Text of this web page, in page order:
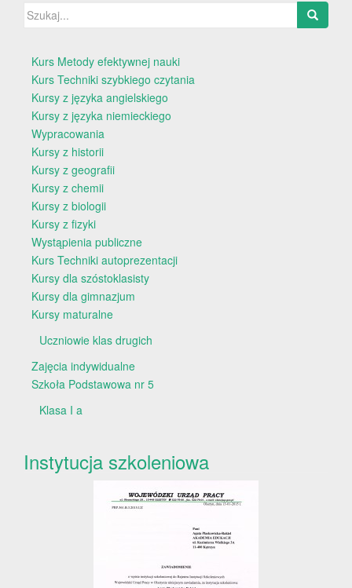
Szukaj:
Kurs Metody efektywnej nauki
Kurs Techniki szybkiego czytania
Kursy z języka angielskiego
Kursy z języka niemieckiego
Wypracowania
Kursy z historii
Kursy z geografii
Kursy z chemii
Kursy z biologii
Kursy z fizyki
Wystąpienia publiczne
Kurs Techniki autoprezentacji
Kursy dla szóstoklasisty
Kursy dla gimnazjum
Kursy maturalne
Uczniowie klas drugich
Zajęcia indywidualne
Szkoła Podstawowa nr 5
Klasa I a
Instytucja szkoleniowa